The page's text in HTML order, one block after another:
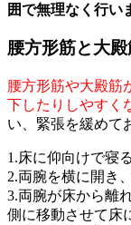
囲で無理なく行い
腰方形筋と大
腰方形筋や大殿筋
下したりしやすく
い、緊張を緩めて
1.床に仰向けで寝る
2.両腕を横に開き
3.両腕が床から離
側に移動させて床